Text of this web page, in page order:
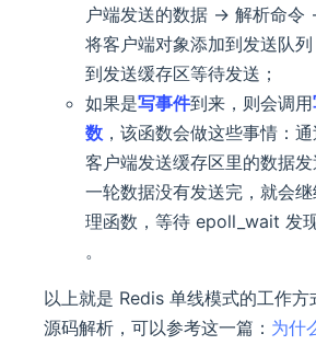
户端发送的数据 -> 解析命令
将客户端对象添加到发送队
到发送缓存区等待发送；
如果是写事件到来，则会调用
数 ，该函数会做这些事情：
客户端发送缓存区里的数据
一轮数据没有发送完，就会
理函数，等待 epoll_wait 发
。
以上就是 Redis 单线模式的工作方
源码解析，可以参考这一篇： 为什